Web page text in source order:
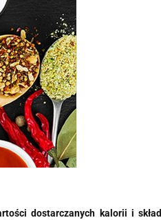
dostarczanych kalorii i